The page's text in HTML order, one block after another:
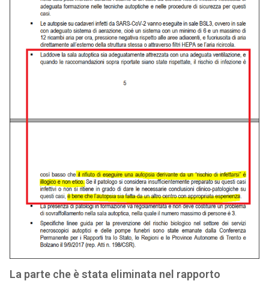
La parte che è stata eliminata nel rapporto